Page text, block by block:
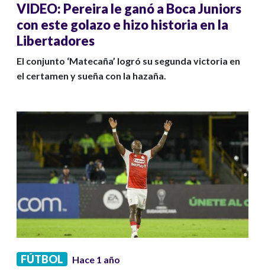
VIDEO: Pereira le ganó a Boca Juniors
con este golazo e hizo historia en la
Libertadores
El conjunto ‘Matecaña’ logró su segunda victoria en
el certamen y sueña con la hazaña.
FÚTBOL Hace 1 año